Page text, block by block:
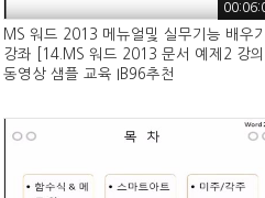
MS 워드 2013 메뉴얼및 실무기능 배우
강좌 [14.MS 워드 2013 문서 예제2 강
동영상 샘플 교육 IB96추천